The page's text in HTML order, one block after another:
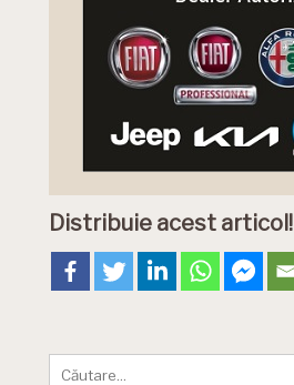
Distribuie acest articol!